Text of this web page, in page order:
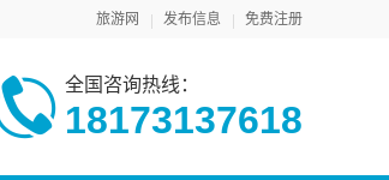
旅游网 发布信息 免费注册
全国咨询热线：
18173137618